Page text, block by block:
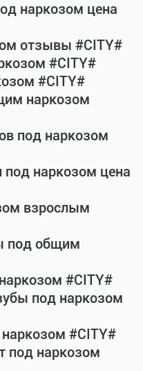
наркозом цена
отзывы #CITY#
#CITY#
#CITY#
наркозом
под наркозом
под наркозом цена
взрослым
под общим
#CITY#
под наркозом
#CITY#
под наркозом